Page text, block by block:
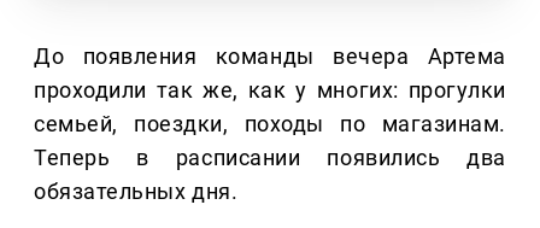
До появления команды вечера Артема
проходили так же, как у многих: прогулки
семьей, поездки, походы по магазинам.
Теперь в расписании появились два
обязательных дня.